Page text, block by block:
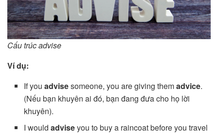
Cấu trúc advise
Ví dụ:
If youadvisesomeone, you are giving themadvice.
(Nếu bạn khuyên ai đó, bạn đang đưa cho họ lời
khuyên).
I wouldadviseyou to buy a raincoat before you travel